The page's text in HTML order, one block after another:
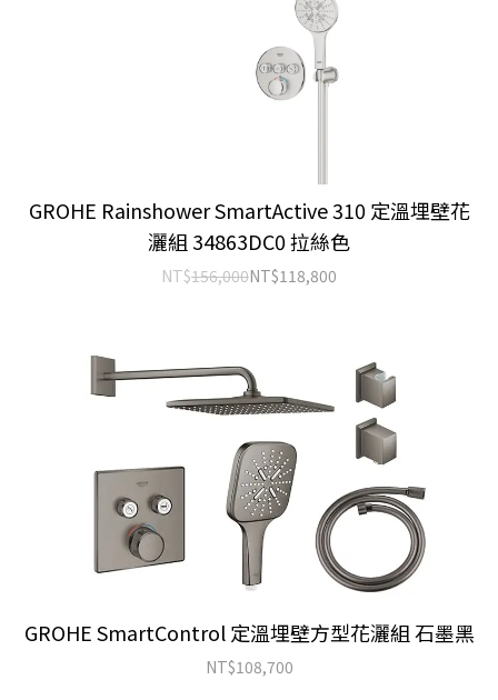
GROHE Rainshower SmartActive 310 定溫埋壁花
灑組 34863DC0 拉絲色
NT$156,000NT$118,800
GROHE SmartControl 定溫埋壁方型花灑組 石墨黑
NT$108,700